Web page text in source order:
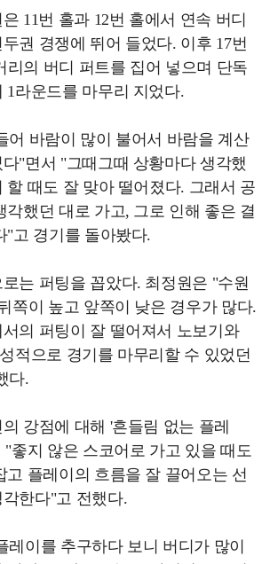
11번 홀과 12번 홀에서 연속 버디
권 경쟁에 뛰어 들었다. 이후 17번
리의 버디 퍼트를 집어 넣으며 단독
1라운드를 마무리 지었다.
어 바람이 많이 불어서 바람을 계산
"면서 "그때그때 상황마다 생각했
할 때도 잘 맞아 떨어졌다. 그래서 공
각했던 대로 가고, 그로 인해 좋은 결
"고 경기를 돌아봤다.
는 퍼팅을 꼽았다. 최정원은 "수원
쪽이 높고 앞쪽이 낮은 경우가 많다.
의 퍼팅이 잘 떨어져서 노보기와
적으로 경기를 마무리할 수 있었던
다.
강점에 대해 '흔들림 없는 플레
"좋지 않은 스코어로 가고 있을 때도
고 플레이의 흐름을 잘 끌어오는 선
한다"고 전했다.
레이를 추구하다 보니 버디가 많이